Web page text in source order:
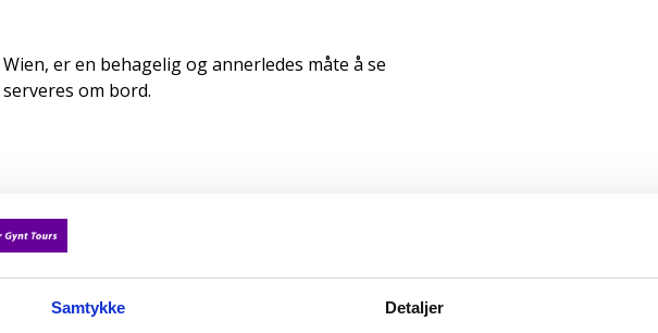
Samtykke Detaljer
er en behagelig og annerledes måte å se
om bord.
med vinsmaking
middag med lokal vin)